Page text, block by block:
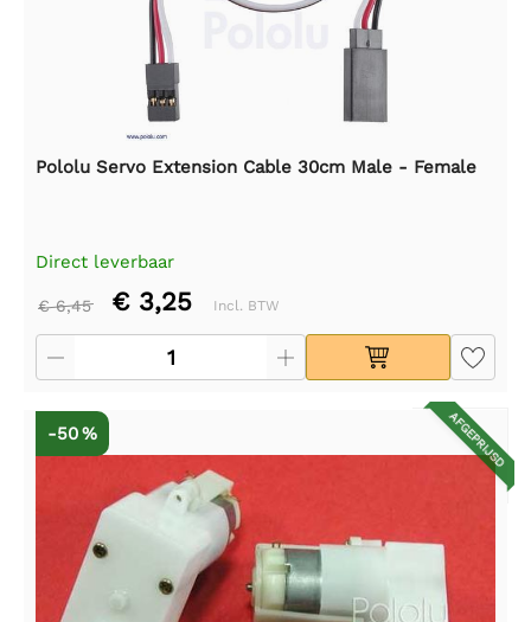
Pololu Servo Extension Cable 30cm Male - Female
Direct leverbaar
€ 6,45 € 3,25 Incl. BTW
AFGEPRIJSD
-50 %